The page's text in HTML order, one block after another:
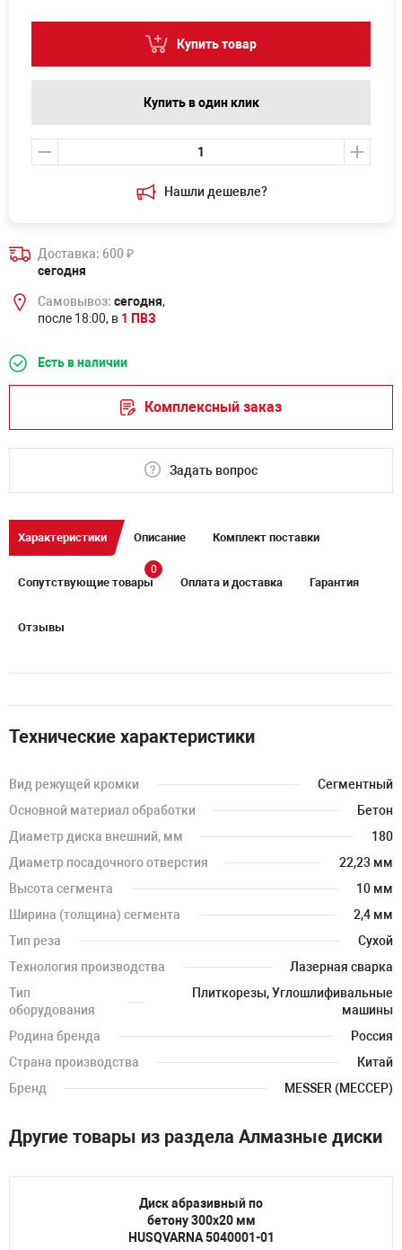
Нашли дешевле?
Купить товар
Купить в один клик
Доставка: 600₽
сегодня
Самовывоз: сегодня,
после 18:00, в 1 ПВЗ
Есть в наличии
Комплексный заказ
Задать вопрос
Характеристики Описание Комплект поставки
Сопутствующие товары
0
Оплата и доставка Гарантия
Отзывы
Технические характеристики
Вид режущей кромки
Сегментный
Основной материал обработки
Бетон
Диаметр диска внешний, мм
180
Диаметр посадочного отверстия
22,23 мм
Высота сегмента
10 мм
Ширина (толщина) сегмента
2,4 мм
Тип реза
Сухой
Технология производства
Лазерная сварка
Тип
оборудования
Плиткорезы, Углошлифивальные
машины
Родина бренда
Россия
Страна производства
Китай
Бренд
MESSER (МЕССЕР)
Другие товары из раздела Алмазные диски
Диск абразивный по
бетону 300х20 мм
HUSQVARNA 5040001-01